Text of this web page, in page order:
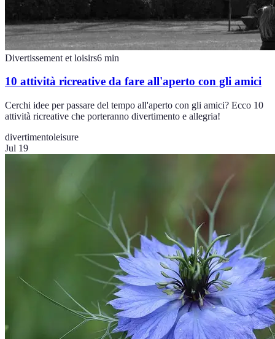
Divertissement et loisirs6 min
10 attività ricreative da fare all'aperto con gli amici
Cerchi idee per passare del tempo all'aperto con gli amici? Ecco 10
attività ricreative che porteranno divertimento e allegria!
divertimentoleisure
Jul 19